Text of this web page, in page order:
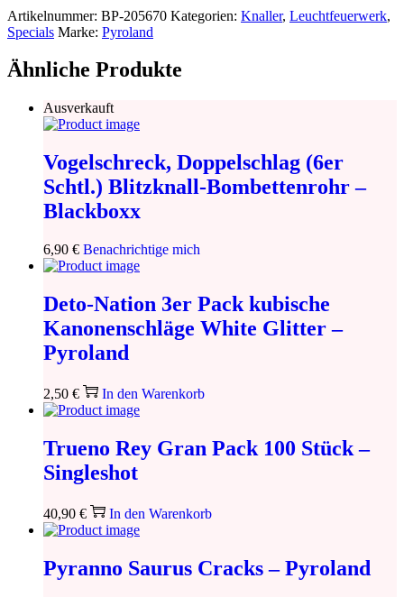
Artikelnummer: BP-205670 Kategorien: Knaller, Leuchtfeuerwerk,
Specials Marke: Pyroland
Ähnliche Produkte
Ausverkauft
Vogelschreck, Doppelschlag (6er
Schtl.) Blitzknall-Bombettenrohr –
Blackboxx
6,90 € Benachrichtige mich
Deto-Nation 3er Pack kubische
Kanonenschläge White Glitter –
Pyroland
2,50 € In den Warenkorb
Trueno Rey Gran Pack 100 Stück –
Singleshot
40,90 € In den Warenkorb
Pyranno Saurus Cracks – Pyroland